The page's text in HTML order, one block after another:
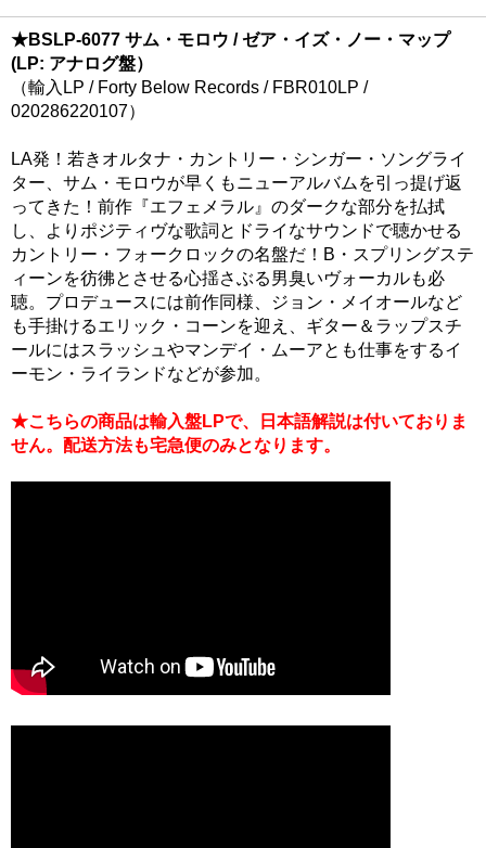
★BSLP-6077 サム・モロウ / ゼア・イズ・ノー・マップ
(LP: アナログ盤）
（輸入LP / Forty Below Records / FBR010LP /
020286220107）
LA発！若きオルタナ・カントリー・シンガー・ソングライ
ター、サム・モロウが早くもニューアルバムを引っ提げ返
ってきた！前作『エフェメラル』のダークな部分を払拭
し、よりポジティヴな歌詞とドライなサウンドで聴かせる
カントリー・フォークロックの名盤だ！B・スプリングステ
ィーンを彷彿とさせる心揺さぶる男臭いヴォーカルも必
聴。プロデュースには前作同様、ジョン・メイオールなど
も手掛けるエリック・コーンを迎え、ギター＆ラップスチ
ールにはスラッシュやマンデイ・ムーアとも仕事をするイ
ーモン・ライランドなどが参加。
★こちらの商品は輸入盤LPで、日本語解説は付いておりま
せん。配送方法も宅急便のみとなります。